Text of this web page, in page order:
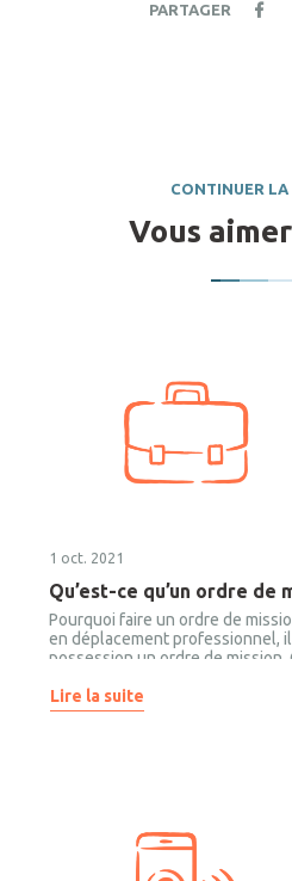
PARTAGER
CONTINUER LA
Vous
1 oct. 2021
Qu’est-ce qu’un ordre de
Pourquoi faire un ordre de
en déplacement professionnel,
possession un ordre de mission.
assurer une protection optimale
également faciliter le
Lire la suite